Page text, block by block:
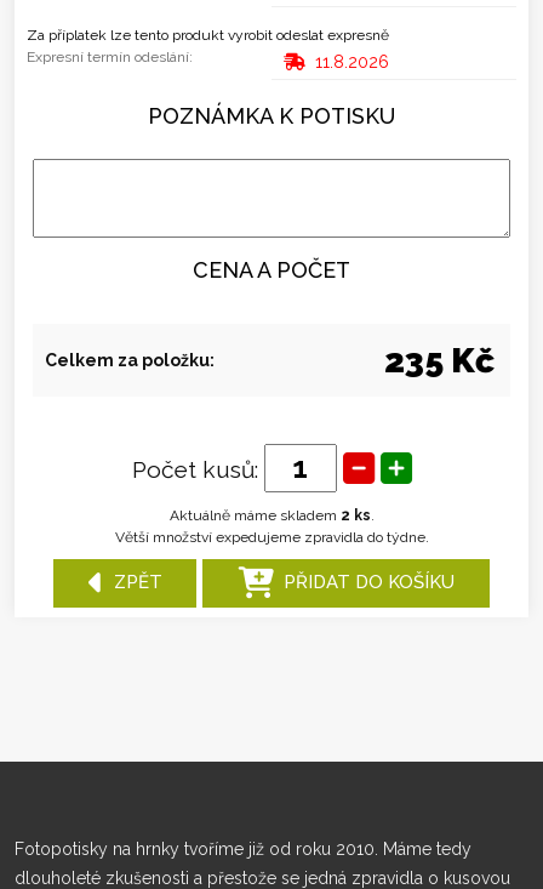
Za příplatek lze tento produkt vyrobit odeslat expresně
Expresní termín odeslání:
11.8.2026
POZNÁMKA K POTISKU
CENA A POČET
Celkem za položku: 235 Kč
Počet kusů:
Aktuálně máme skladem 2 ks
Větší množství expedujeme zpravidla do týdne.
ZPĚT PŘIDAT DO KOŠÍKU
Fotopotisky na hrnky tvoříme již od roku 2010. Máme tedy
dlouholeté zkušenosti a přestože se jedná zpravidla o kusovou